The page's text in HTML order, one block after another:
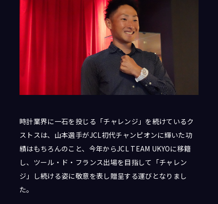
時計業界に一石を投じる「チャレンジ」を続けているク
ストスは、山本選手がJCL初代チャンピオンに輝いた功
績はもちろんのこと、今年からJCL TEAM UKYOに移籍
し、ツール・ド・フランス出場を目指して「チャレン
ジ」し続ける姿に敬意を表し贈呈する運びとなりまし
た。